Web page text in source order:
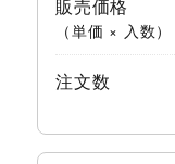
販売価格
（単価 × 入数）
注文数